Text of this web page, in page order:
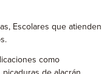
Escolares que atienden
como